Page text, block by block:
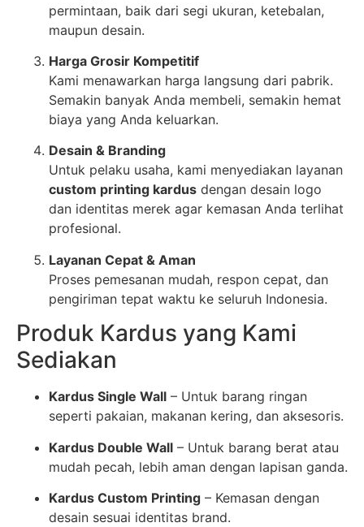
permintaan, baik dari segi ukuran, ketebalan,
maupun desain.
Harga Grosir Kompetitif
Kami menawarkan harga langsung dari pabrik.
Semakin banyak Anda membeli, semakin hemat
biaya yang Anda keluarkan.
Desain & Branding
Untuk pelaku usaha, kami menyediakan layanan
custom printing kardus dengan desain logo
dan identitas merek agar kemasan Anda terlihat
profesional.
Layanan Cepat & Aman
Proses pemesanan mudah, respon cepat, dan
pengiriman tepat waktu ke seluruh Indonesia.
Produk Kardus yang Kami
Sediakan
Kardus Single Wall – Untuk barang ringan
seperti pakaian, makanan kering, dan aksesoris.
Kardus Double Wall – Untuk barang berat atau
mudah pecah, lebih aman dengan lapisan ganda.
Kardus Custom Printing – Kemasan dengan
desain sesuai identitas brand.